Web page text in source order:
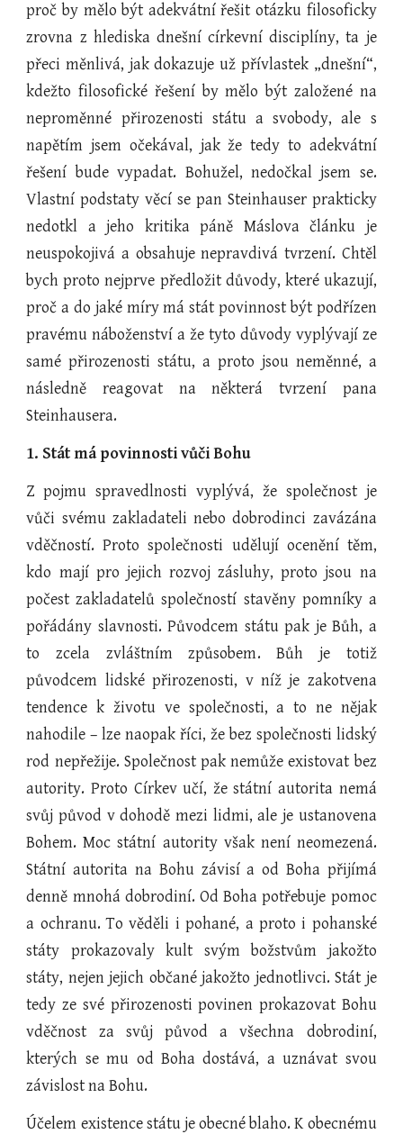
proč by mělo být adekvátní řešit otázku filosoficky
zrovna z hlediska dnešní církevní disciplíny, ta je
přeci měnlivá, jak dokazuje už přívlastek „dnešní“,
kdežto filosofické řešení by mělo být založené na
neproměnné přirozenosti státu a svobody, ale s
napětím jsem očekával, jak že tedy to adekvátní
řešení bude vypadat. Bohužel, nedočkal jsem se.
Vlastní podstaty věcí se pan Steinhauser prakticky
nedotkl a jeho kritika páně Máslova článku je
neuspokojivá a obsahuje nepravdivá tvrzení. Chtěl
bych proto nejprve předložit důvody, které ukazují,
proč a do jaké míry má stát povinnost být podřízen
pravému náboženství a že tyto důvody vyplývají ze
samé přirozenosti státu, a proto jsou neměnné, a
následně reagovat na některá tvrzení pana
Steinhausera.
1. Stát má povinnosti vůči Bohu
Z pojmu spravedlnosti vyplývá, že společnost je
vůči svému zakladateli nebo dobrodinci zavázána
vděčností. Proto společnosti udělují ocenění těm,
kdo mají pro jejich rozvoj zásluhy, proto jsou na
počest zakladatelů společností stavěny pomníky a
pořádány slavnosti. Původcem státu pak je Bůh, a
to zcela zvláštním způsobem. Bůh je totiž
původcem lidské přirozenosti, v níž je zakotvena
tendence k životu ve společnosti, a to ne nějak
nahodile – lze naopak říci, že bez společnosti lidský
rod nepřežije. Společnost pak nemůže existovat bez
autority. Proto Církev učí, že státní autorita nemá
svůj původ v dohodě mezi lidmi, ale je ustanovena
Bohem. Moc státní autority však není neomezená.
Státní autorita na Bohu závisí a od Boha přijímá
denně mnohá dobrodiní. Od Boha potřebuje pomoc
a ochranu. To věděli i pohané, a proto i pohanské
státy prokazovaly kult svým božstvům jakožto
státy, nejen jejich občané jakožto jednotlivci. Stát je
tedy ze své přirozenosti povinen prokazovat Bohu
vděčnost za svůj původ a všechna dobrodiní,
kterých se mu od Boha dostává, a uznávat svou
závislost na Bohu.
Účelem existence státu je obecné blaho. K obecnému